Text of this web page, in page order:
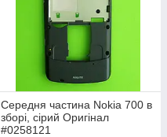
Середня частина Nokia 700 в
зборі, сірий Оригінал
#0258121